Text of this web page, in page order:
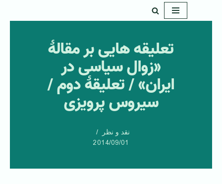
تعلیقه هایی بر مقالۀ
«زوال سیاسی در
ایران» / تعلیقۀ دوم /
سیروس پرویزی
نقد و نظر
2014/09/01